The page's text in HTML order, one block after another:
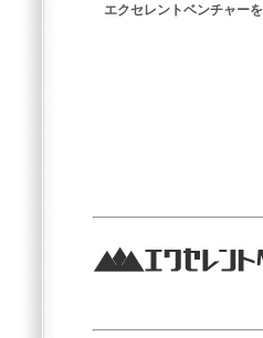
エクセレントベンチャー